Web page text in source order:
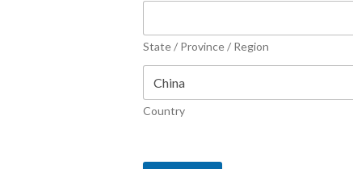
State / Province / Region
Country